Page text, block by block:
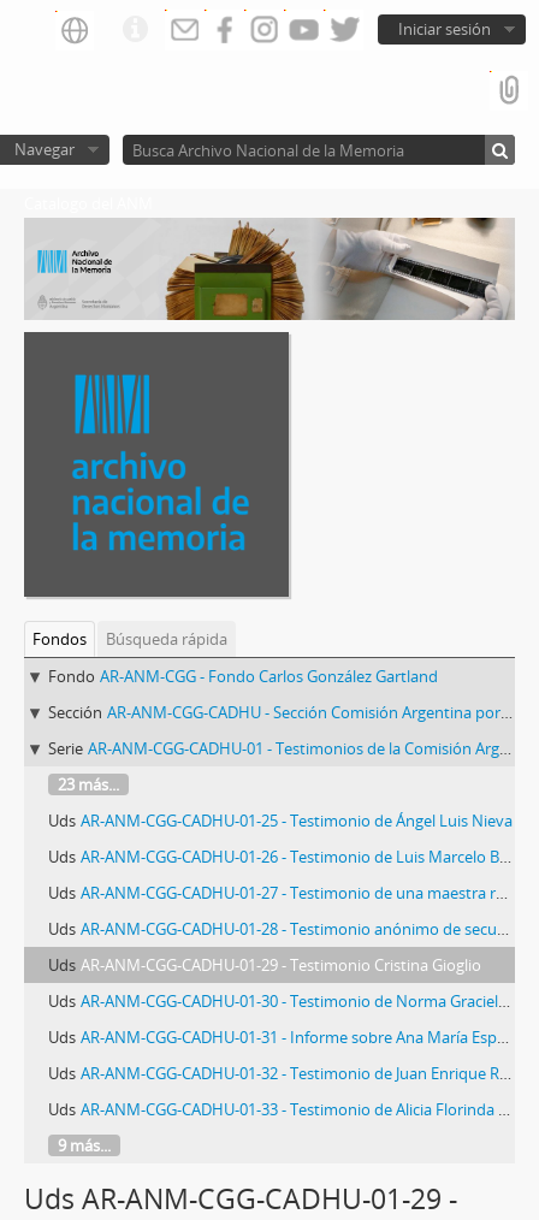
Iniciar sesión
Navegar
Fondos
Búsqueda rápida
Fondo AR-ANM-CGG - Fondo Carlos González Gartland
Sección AR-ANM-CGG-CADHU - Sección Comisión Argentina por los Derechos Humanos
Serie AR-ANM-CGG-CADHU-01 - Testimonios de la Comisión Argentina de Derechos Humanos
23 más...
Uds AR-ANM-CGG-CADHU-01-25 - Testimonio de Ángel Luis Nieva
Uds AR-ANM-CGG-CADHU-01-26 - Testimonio de Luis Marcelo Bruschtein
Uds AR-ANM-CGG-CADHU-01-27 - Testimonio de una maestra rural
Uds AR-ANM-CGG-CADHU-01-28 - Testimonio anónimo de secuestro y detención
Uds AR-ANM-CGG-CADHU-01-29 - Testimonio Cristina Gioglio
Uds AR-ANM-CGG-CADHU-01-30 - Testimonio de Norma Graciela Ordoñez
Uds AR-ANM-CGG-CADHU-01-31 - Informe sobre Ana María Espejo Gutiérrez
Uds AR-ANM-CGG-CADHU-01-32 - Testimonio de Juan Enrique Roldán
Uds AR-ANM-CGG-CADHU-01-33 - Testimonio de Alicia Florinda Risso de Rodríguez
9 más...
Uds AR-ANM-CGG-CADHU-01-29 -